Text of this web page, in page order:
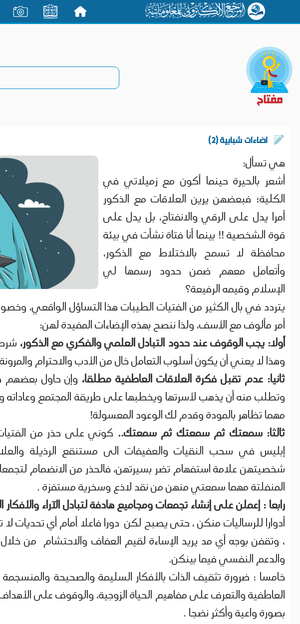
اضاءات شبابية (2)
هي تسأل:
أشعر بالحيرة حينما أكون مع زميلاتي في
الكلية؛ فبعضهن يرين العلاقات مع الذكور
أمرا يدل على الرقي والانفتاح، بل يدل على
قوة الشخصية !! بينما أنا فتاة نشأت في بيئة
محافظة لا تسمح بالاختلاط مع الذكور،
وأتعامل معهم ضمن حدود رسمها لي
الإسلام وقيمه الرفيعة؟
يتردد في بال الكثير من الفتيات الطيبات هذا التساؤل الواقعي،
أمر مألوف مع الأسف، ولذا ننصح بهذه الإضاءات المفيدة لهن:
أولا: يجب الوقوف عند حدود التبادل العلمي والفكري مع الذكور،
وهذا لا يعني أن يكون أسلوب التعامل خال من الأدب والاحترام
ثانيا: عدم تقبل فكرة العلاقات العاطفية مطلقا، وإن حاول بعضهم
وتطلب منه أن يذهب لأسرتها ويخطبها على طريقة المجتمع وعاداته
مهما تظاهر بالمودة وقدم لك الوعود المعسولة!
ثالثا: سمعتك ثم سمعتك ثم سمعتك.. كوني على حذر من
إبليس في سحب النقيات والعفيفات الى مستنقع الرذيلة
شخصيتهن علامة استفهام تضر بسيرتهن، فالحذر من الانضمام
المنفلتة مهما سمعتي منهن من نقد لاذع وسخرية مستفزة .
رابعا : إعملن على إنشاء تجمعات ومجاميع هادفة لتبادل الآراء والأفكار
أدوارا للرساليات منكن ، حتى يصبح لكن دورا فاعلا أمام أي تحديات لا
، وتقفن بوجه أي مد يريد الإساءة لقيم العفاف والاحتشام من خلال
والدعم النفسي فيما بينكن.
خامسا : ضرورة تثقيف الذات بالأفكار السليمة والصحيحة
العاطفية والتعرف على مفاهيم الحياة الزوجية، والوقوف على الأهداف
بصورة واعية وأكثر نضجا .